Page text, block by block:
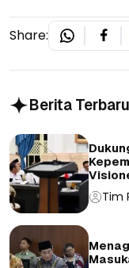
Share:
Berita Terbaru
Tim